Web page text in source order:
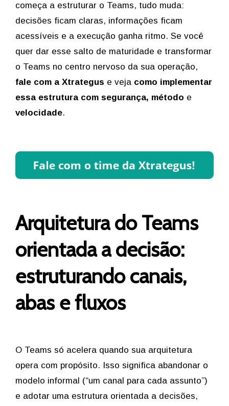
começa a estruturar o Teams, tudo muda:
decisões ficam claras, informações ficam
acessíveis e a execução ganha ritmo. Se você
quer dar esse salto de maturidade e transformar
o Teams no centro nervoso da sua operação,
fale com a Xtrategus e veja como implementar
essa estrutura com segurança, método e
velocidade.
Arquitetura do Teams
orientada a decisão:
estruturando canais,
abas e fluxos
O Teams só acelera quando sua arquitetura
opera com propósito. Isso significa abandonar o
modelo informal (“um canal para cada assunto”)
e adotar uma estrutura orientada a decisões,